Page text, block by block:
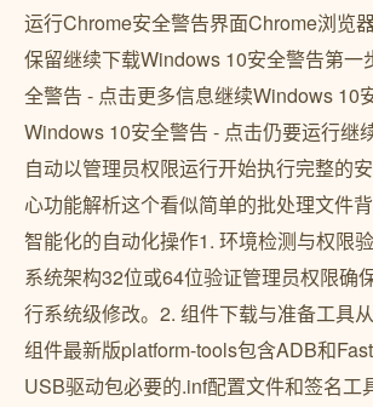
运行Chrome安全警告界面Chrome浏览
保留继续下载Windows 10安全警告第一
全警告 - 点击更多信息继续Windows 10
Windows 10安全警告 - 点击仍要运行继
自动以管理员权限运行开始执行完整的
心功能解析这个看似简单的批处理文件
智能化的自动化操作1. 环境检测与权限
系统架构32位或64位验证管理员权限确
行系统级修改。2. 组件下载与准备工具
组件最新版platform-tools包含ADB和
USB驱动包必要的.inf配置文件和签名工